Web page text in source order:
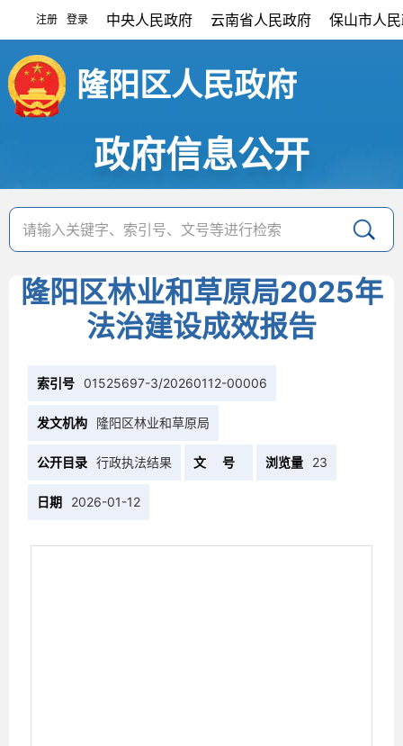
注册 登录 中央人民政府 云南省人民政府 保山市人
隆阳区人民政府
政府信息公开
隆阳区林业和草原局2025年
法治建设成效报告
索引号 01525697-3/20260112-00006
发文机构 隆阳区林业和草原局
公开目录 行政执法结果 文 号 浏览量 23
日期 2026-01-12